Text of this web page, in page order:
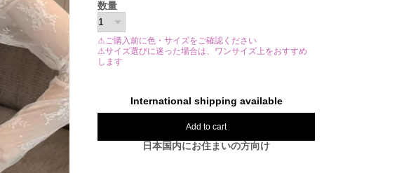
数量
⚠ご購入前に色・サイズをご確認ください
⚠サイズ選びに迷った場合は、ワンサイズ上をおすすめ
します
International shipping available
Add to cart
日本国内にお住まいの方向け